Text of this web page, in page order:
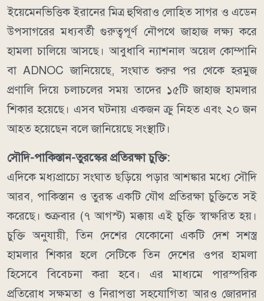
ইয়েমেনভিত্তিক ইরানের মিত্র হুথিরাও লোহিত সাগর ও এডেন
উপসাগরের মধ্যবর্তী গুরুত্বপূর্ণ নৌপথে জাহাজ লক্ষ্য করে
হামলা চালিয়ে আসছে।আবুধাবি ন্যাশনাল অয়েল কোম্পানি
বা ADNOC জানিয়েছে, সংঘাত শুরুর পর থেকে হরমুজ
প্রণালি দিয়ে চলাচলের সময় তাদের ১৫টি জাহাজ হামলার
শিকার হয়েছে। এসব ঘটনায় একজন ক্রু নিহত এবং ২০ জন
আহত হয়েছেন বলে জানিয়েছে সংস্থাটি।
সৌদি-পাকিস্তান-তুরস্কের প্রতিরক্ষা চুক্তি:
এদিকে মধ্যপ্রাচ্যে সংঘাত ছড়িয়ে পড়ার আশঙ্কার মধ্যে সৌদি
আরব, পাকিস্তান ও তুরস্ক একটি যৌথ প্রতিরক্ষা চুক্তিতে সই
করেছে। শুক্রবার (৭ আগস্ট) মক্কায় এই চুক্তি স্বাক্ষরিত হয়।
চুক্তি অনুযায়ী, তিন দেশের যেকোনো একটি দেশ সশস্ত্র
হামলার শিকার হলে সেটিকে তিন দেশের ওপর হামলা
হিসেবে বিবেচনা করা হবে। এর মাধ্যমে পারস্পরিক
প্রতিরোধ সক্ষমতা ও নিরাপত্তা সহযোগিতা আরও জোরদার